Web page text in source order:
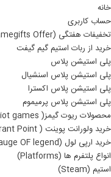
خانه
حساب کاربری
تخفیفات هفتگی (gamegifts Offer)
خرید از ربات استیم گیم گیفت
پلی استیشن پلاس
پلی استیشن پلاس اسنشیال
پلی استیشن پلاس اکسترا
پلی استیشن پلاس پرمیموم
محصولات ریوت گیمز( Riot games)
خرید ولورانت پوینت ( valorant Point)
خرید ارپی لول (Leauge OF legend)
انواع پلتفرم ها (Platforms)
استیم (Steam)